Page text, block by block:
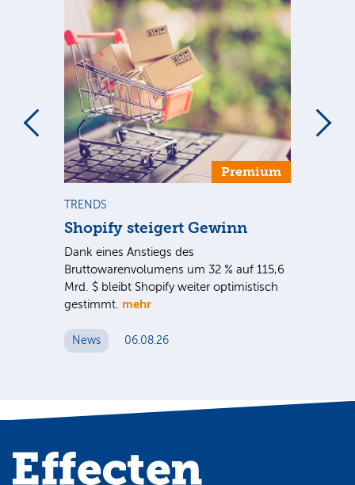
Premium
TRENDS
Shopify steigert Gewinn
Dank eines Anstiegs des
Bruttowarenvolumens um 32 % auf 115,6
Mrd. $ bleibt Shopify weiter optimistisch
gestimmt. mehr
News 06.08.26